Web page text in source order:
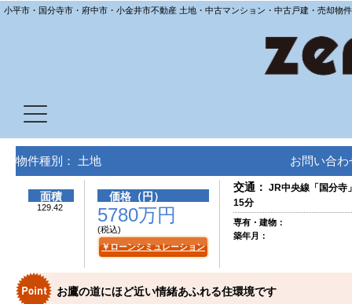
小平市・国分寺市・府中市・小金井市不動産 土地・中古マンション・中古戸建・売却物
物件種別： 土地 お問い合
面積
129.42
価格（円）
5780万円
(税込)
￥ローンシミュレーション
交通： JR中央線「国分寺
15分
専有・建物：
築年月：
お鷹の道にほど近い情緒あふれる住環境です